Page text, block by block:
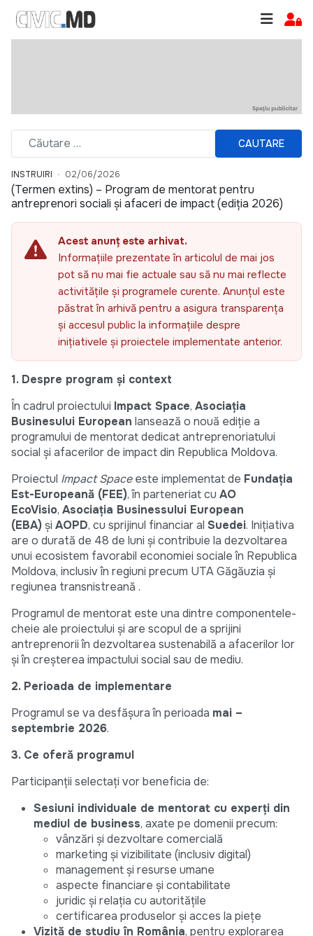
CAUTARE
INSTRUIRI 02/06/2026
(Termen extins) – Program de mentorat pentru
antreprenori sociali și afaceri de impact (ediția 2026)
Acest anunț este arhivat.
Informațiile prezentate în articolul de mai jos
pot să nu mai fie actuale sau să nu mai reflecte
activitățile și programele curente. Anunțul este
păstrat în arhivă pentru a asigura transparența
și accesul public la informațiile despre
inițiativele și proiectele implementate anterior.
1. Despre program și context
În cadrul proiectului Impact Space, Asociația
Businesului European lansează o nouă ediție a
programului de mentorat dedicat antreprenoriatului
social și afacerilor de impact din Republica Moldova.
Proiectul Impact Spaceeste implementat de Fundația
Est-Europeană (FEE), în parteneriat cu AO
EcoVisio, Asociația Businessului European
(EBA) și AOPD, cu sprijinul financiar al Suedei. Inițiativa
are o durată de 48 de luni și contribuie la dezvoltarea
unui ecosistem favorabil economiei sociale în Republica
Moldova, inclusiv în regiuni precum UTA Găgăuzia și
regiunea transnistreană .
Programul de mentorat este una dintre componentele-
cheie ale proiectului și are scopul de a sprijini
antreprenorii în dezvoltarea sustenabilă a afacerilor lor
și în creșterea impactului social sau de mediu.
2. Perioada de implementare
Programul se va desfășura în perioada mai –
septembrie 2026.
3. Ce oferă programul
Participanții selectați vor beneficia de:
Sesiuni individuale de mentorat cu experți din
mediul de business, axate pe domenii precum:
vânzări și dezvoltare comercială
marketing și vizibilitate (inclusiv digital)
management și resurse umane
aspecte financiare și contabilitate
juridic și relația cu autoritățile
certificarea produselor și acces la piețe
Vizită de studiu în România, pentru explorarea